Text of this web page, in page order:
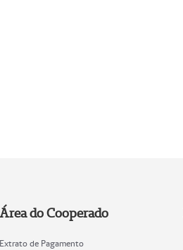
Área do Cooperado
Extrato de Pagamento